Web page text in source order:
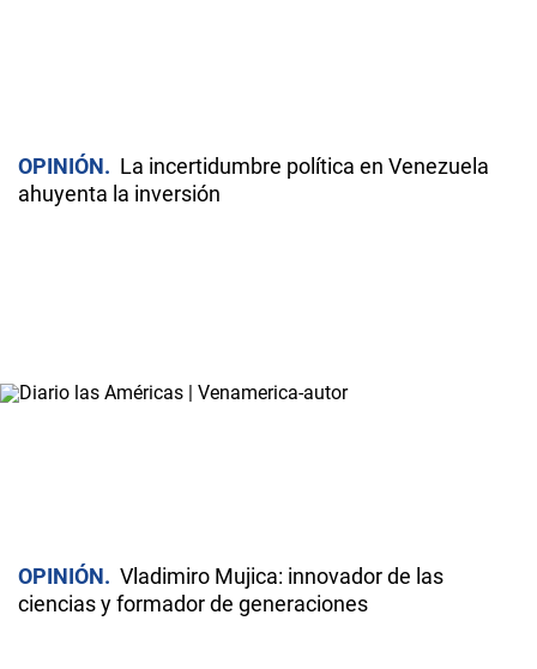
OPINIÓN
La incertidumbre política en Venezuela
ahuyenta la inversión
OPINIÓN
Vladimiro Mujica: innovador de las
ciencias y formador de generaciones